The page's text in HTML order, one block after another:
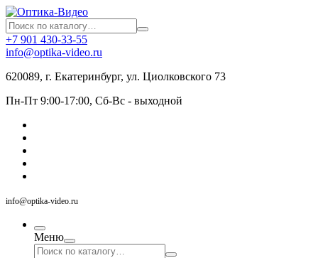
+7 901 430-33-55
info@optika-video.ru
620089, г. Екатеринбург, ул. Циолковского 73
Пн-Пт 9:00-17:00, Сб-Вс - выходной
info@optika-video.ru
Меню